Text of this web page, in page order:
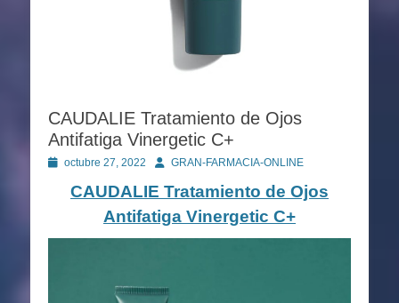
CAUDALIE Tratamiento de Ojos
Antifatiga Vinergetic C+
Publicado
octubre 27, 2022 AutorGRAN-FARMACIA-ONLINE
CAUDALIE Tratamiento de Ojos
Antifatiga Vinergetic C+